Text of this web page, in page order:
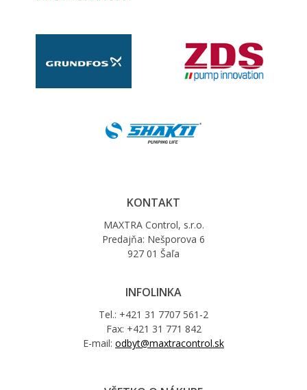
KONTAKT
MAXTRA Control, s.r.o.
Predajňa: Nešporova 6
927 01 Šaľa
INFOLINKA
Tel.: +421 31 7707 561-2
Fax: +421 31 771 842
E-mail: odbyt@maxtracontrol.sk